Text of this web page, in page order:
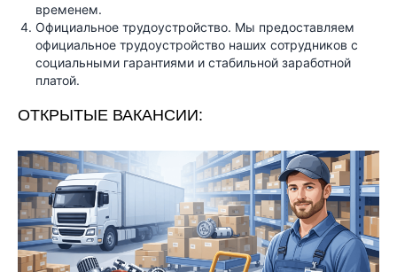
временем.
Официальное трудоустройство. Мы предоставляем
официальное трудоустройство наших сотрудников с
социальными гарантиями и стабильной заработной
платой.
ОТКРЫТЫЕ ВАКАНСИИ: